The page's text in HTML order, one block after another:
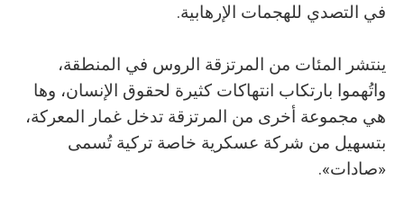
في التصدي للهجمات الإرهابية.
ينتشر المئات من المرتزقة الروس في المنطقة،
واتُهموا بارتكاب انتهاكات كثيرة لحقوق الإنسان، وها
هي مجموعة أخرى من المرتزقة تدخل غمار المعركة،
بتسهيل من شركة عسكرية خاصة تركية تُسمى
«صادات».